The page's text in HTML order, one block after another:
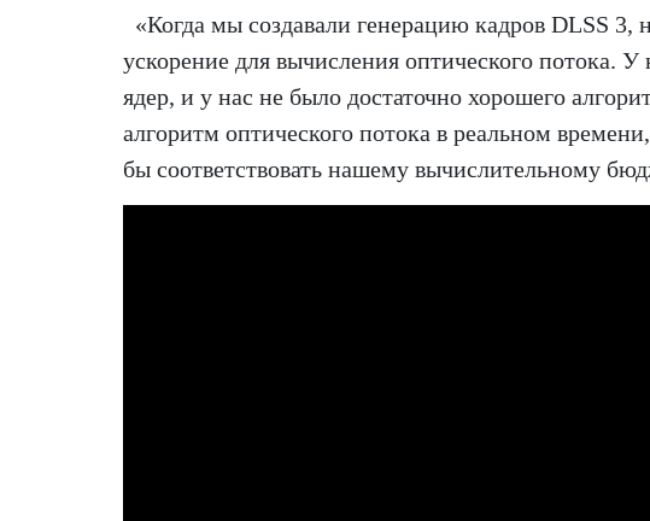
«Когда мы создавали генерацию кадров DLSS
ускорение для вычисления оптического потока.
ядер, и у нас не было достаточно хорошего
алгоритм оптического потока в реальном
бы соответствовать нашему вычислительному